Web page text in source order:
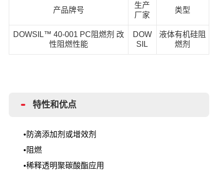
产品牌号
生产
厂家
类型
​DOWSIL™ 40-001 PC阻燃剂 改
性阻燃性能
DOW
SIL
液体有机硅阻
燃剂
特性和优点
•防滴添加剂或增效剂
•阻燃
•稀释透明聚碳酸酯应用